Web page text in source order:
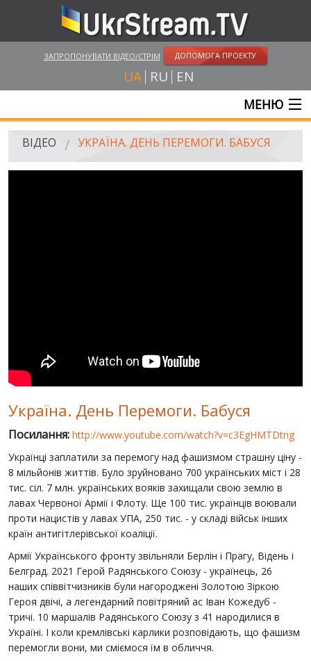
ЗАПРОПОНУВАТИ ВІДЕО/СТРІМ ДОПОМОГА ПРОЕКТУ
UA RU EN
МЕНЮ
ГОЛОВНА
ПУБЛІЧНІ ЛЮДИ
РОСІЙСЬКО-УКРАЇНСЬКА ВІЙНА
"WINTER ON FIRE"
ХРОНОЛОГІЯ ЄВРОМАЙДАНУ
ПОСЛУГИ
ВІДЕО УКРАЇНА. ДЕНЬ ПЕРЕМОГИ. БАБУСЯ
Україна. День Перемоги. Бабуся
Посилання: http://www.youtube.com/watch?v=c3EgHMTDtng
Українці заплатили за перемогу над фашизмом страшну ціну -
8 мільйонів життів. Було зруйновано 700 українських міст і 28
тис. сіл. 7 млн. українських вояків захищали свою землю в
лавах Червоної Армії і Флоту. Ще 100 тис. українців воювали
проти нацистів у лавах УПА, 250 тис. - у складі військ інших
країн антигітлерівської коаліції.
Армії Українського фронту звільняли Берлін і Прагу, Відень і
Белград. 2021 Герой Радянського Союзу - українець, 26
наших співвітчизників були нагороджені Золотою Зіркою
Героя двічі, а легендарний повітряний ас Іван Кожедуб -
тричі. 10 маршалів Радянського Союзу з 41 народилися в
Україні. І коли кремлівські карлики розповідають, що фашизм
перемогли вони, ми сміємося їм в обличчя.